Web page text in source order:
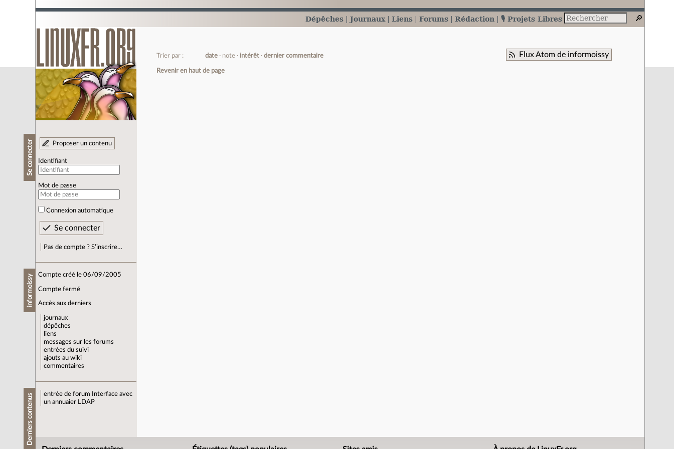
Dépêches Journaux Liens Forums Rédaction 🎙️ Projets Libres
Se connecter Proposer un contenu
Identifiant
Mot de passe
Connexion automatique
Pas de compte ? S’inscrire…
informoissy Compte créé le 06/09/2005
Compte fermé
Accès aux derniers
journaux
dépêches
liens
messages sur les forums
entrées du suivi
ajouts au wiki
commentaires
Derniers contenus entrée de forum
Interface avec
un annuaier LDAP
Flux Atom de informoissy
Trier par : date note intérêt dernier commentaire
Revenir en haut de page